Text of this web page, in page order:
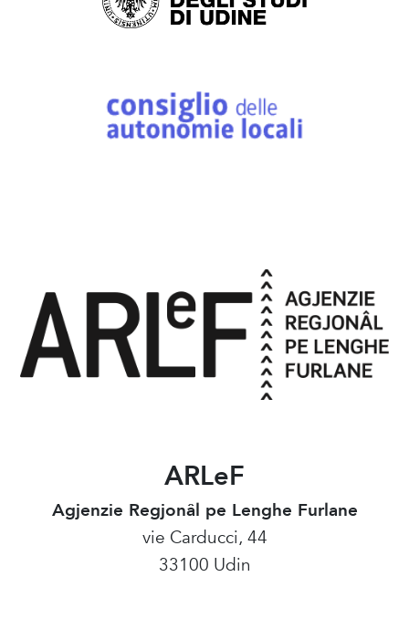
ARLeF
Agjenzie Regjonâl pe Lenghe Furlane
vie Carducci, 44
33100 Udin